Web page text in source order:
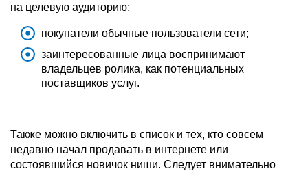
на целевую аудиторию:
покупатели обычные пользователи сети;
заинтересованные лица воспринимают
владельцев ролика, как потенциальных
поставщиков услуг.
Также можно включить в список и тех, кто совсем
недавно начал продавать в интернете или
состоявшийся новичок ниши. Следует внимательно